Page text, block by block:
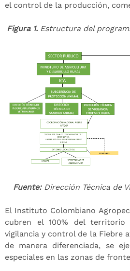
el control de la producción,
Figura 1. Estructura del
Fuente: Dirección Técnica de
El Instituto Colombiano
cubren el 100% del territorio
vigilancia y control de la Fiebre
de manera diferenciada, se
especiales en las zonas de